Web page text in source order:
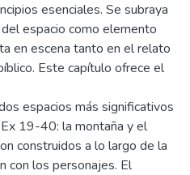
esenciales. Se subraya
espacio como elemento
en escena tanto en el relato
Este capítulo ofrece el
espacios más significativos
19-40: la montaña y el
construidos a lo largo de la
con los personajes. El